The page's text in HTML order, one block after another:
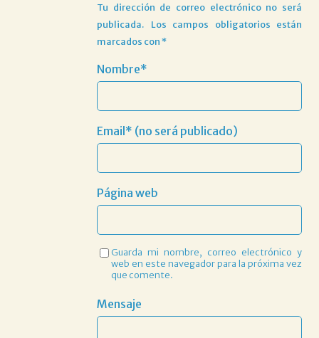
Tu dirección de correo electrónico no será
publicada.
Los campos obligatorios están
marcados con*
Nombre*
Email* (no será publicado)
Página web
Guarda mi nombre, correo electrónico y
web en este navegador para la próxima vez
que comente.
Mensaje